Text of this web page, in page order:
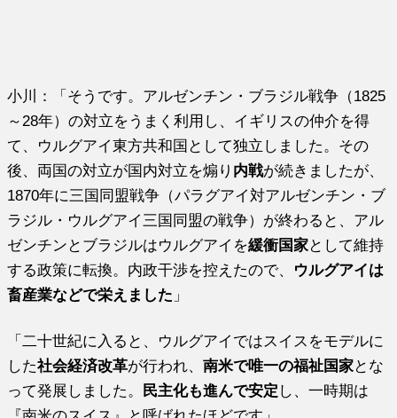
小川：「そうです。アルゼンチン・ブラジル戦争（1825
～28年）の対立をうまく利用し、イギリスの仲介を得
て、ウルグアイ東方共和国として独立しました。その
後、両国の対立が国内対立を煽り 内戦が続きましたが、
1870年に三国同盟戦争（パラグアイ対アルゼンチン・ブ
ラジル・ウルグアイ三国同盟の戦争）が終わると、アル
ゼンチンとブラジルはウルグアイを緩衝国家として維持
する政策に転換。内政干渉を控えたので、 ウルグアイは
畜産業などで栄えました 」
「二十世紀に入ると、ウルグアイではスイスをモデルに
した社会経済改革が行われ、南米で唯一の福祉国家とな
って発展しました。
民主化も進んで安定 し、一時期は